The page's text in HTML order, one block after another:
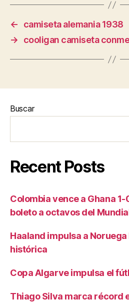
←
camiseta alemania 1938
→
cooligan camiseta
Buscar
Recent Posts
Colombia vence a Ghana
boleto a octavos del
Haaland impulsa a
histórica
Copa Algarve impulsa el
Thiago Silva marca récord